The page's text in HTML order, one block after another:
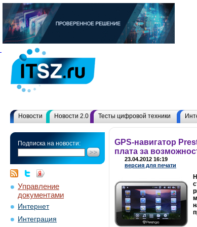
Новости Новости 2.0 Тесты цифровой техники
Подписка на новости:
Управление
документами
Интернет
Интеграция
GPS-навигатор
плата за
23.04.2012 16:19
версия для печати